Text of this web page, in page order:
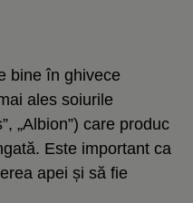
bine în ghivece
ales soiurile
„Albion”) care produc
Este important ca
apei și să fie